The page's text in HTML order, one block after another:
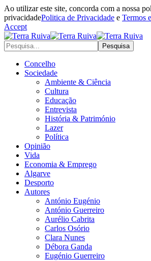
Ao utilizar este site, concorda com a nossa
privacidadePolitica de Privacidade e Termos
Accept
Concelho
Sociedade
Ambiente & Ciência
Cultura
Educação
Entrevista
História & Património
Lazer
Política
Opinião
Vida
Economia & Emprego
Algarve
Desporto
Autores
António Eugénio
António Guerreiro
Aurélio Cabrita
Carlos Osório
Clara Nunes
Débora Ganda
Eugénio Guerreiro